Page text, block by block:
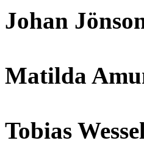
Johan
Matilda
Tobias